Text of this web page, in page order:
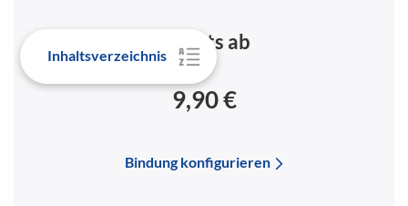
Inhaltsverzeichnis
Bereits ab
9,90 €
Bindung konfigurieren